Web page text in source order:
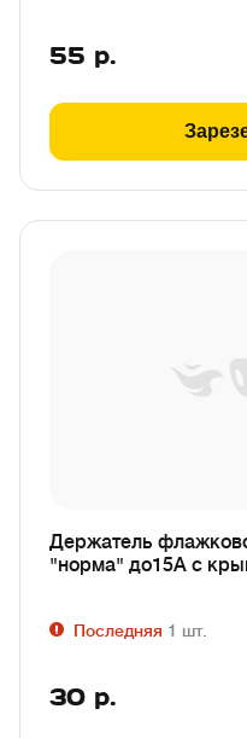
55 р.
Держатель
"норма" до15А с
Последняя 1 шт.
30 р.